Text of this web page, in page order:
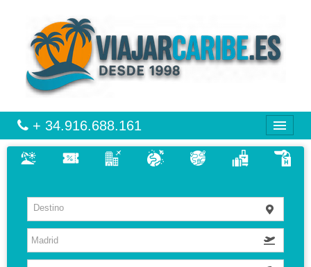
+ 34.916.688.161
VIAJES
VUELO + HOTEL
MULTIDESTINOS
Destino